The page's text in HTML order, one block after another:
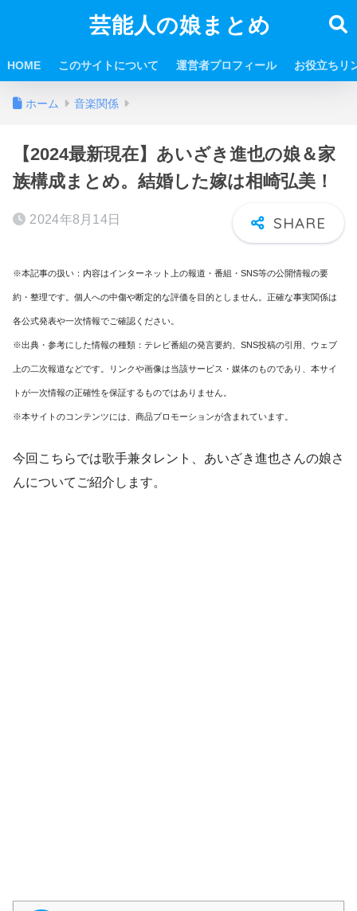
芸能人の娘まとめ
HOME このサイトについて 運営者プロフィール お役立ちリ
ホーム 音楽関係
【2024最新現在】あいざき進也の娘＆家
族構成まとめ。結婚した嫁は相崎弘美！
2024年8月14日
※本記事の扱い：内容はインターネット上の報道・番組・SNS等の公開情報の要
約・整理です。個人への中傷や断定的な評価を目的としません。正確な事実関係は
各公式発表や一次情報でご確認ください。
※出典・参考にした情報の種類：テレビ番組の発言要約、SNS投稿の引用、ウェブ
上の二次報道などです。リンクや画像は当該サービス・媒体のものであり、本サイ
トが一次情報の正確性を保証するものではありません。
※本サイトのコンテンツには、商品プロモーションが含まれています。
今回こちらでは歌手兼タレント、 あいざき進也さんの娘さ
んについてご紹介します。